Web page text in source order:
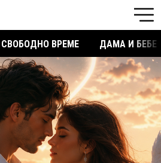
СВОБОДНО ВРЕМЕ ДАМА И БЕБЕ